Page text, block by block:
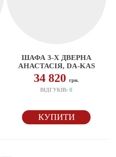
ШАФА 3-Х ДВЕРНА
АНАСТАСІЯ, DA-KAS
34 820грн.
ВІДГУКІВ:0
КУПИТИ